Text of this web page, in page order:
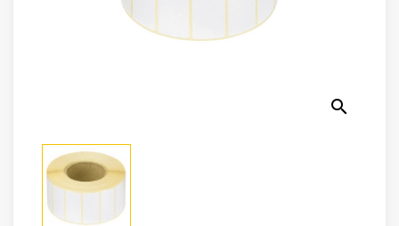
Sécurité
Mobilités
search